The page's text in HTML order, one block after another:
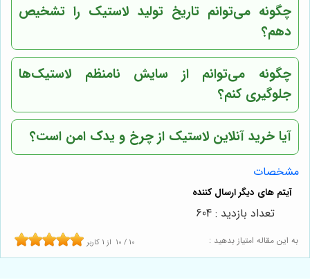
چگونه می‌توانم تاریخ تولید لاستیک را تشخیص
دهم؟
چگونه می‌توانم از سایش نامنظم لاستیک‌ها
جلوگیری کنم؟
آیا خرید آنلاین لاستیک از چرخ و یدک امن است؟
مشخصات
به این مقاله امتیاز بدهید : 10 / 10 از 1 کاربر
تعداد بازدید : 604